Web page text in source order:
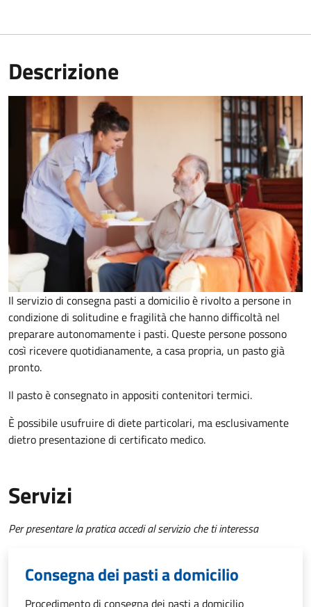
Descrizione
Il servizio di consegna pasti a domicilio è rivolto a persone in
condizione di solitudine e fragilità che hanno difficoltà nel
preparare autonomamente i pasti. Queste persone possono
così ricevere quotidianamente, a casa propria, un pasto già
pronto.
Il pasto è consegnato in appositi contenitori termici.
È possibile usufruire di diete particolari, ma esclusivamente
dietro presentazione di certificato medico.
Servizi
Per presentare la pratica accedi al servizio che ti interessa
Consegna dei pasti a domicilio